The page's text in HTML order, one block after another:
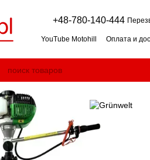
+48-780-140-444
YouTube Motohill Оплата и
Косилка-мульчер для травы:
Дровокол: горизонтальный
Генератор для дома: как